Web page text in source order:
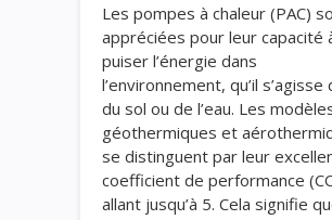
Les pompes à chaleur (PAC)
appréciées pour leur capacité
puiser l’énergie dans
l’environnement, qu’il s’agisse
du sol ou de l’eau. Les
géothermiques et
se distinguent par leur
coefficient de performance
allant jusqu’à 5. Cela signifie